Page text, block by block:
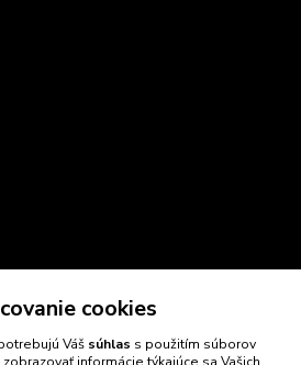
cookies
Váš súhlas s použitím súborov
informácie týkajúce sa Vašich